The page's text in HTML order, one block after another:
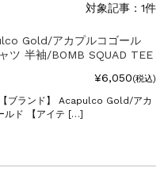
対象記事：1件
Gold/アカプルコゴール
ツ 半袖/BOMB SQUAD TEE
¥6,050(税込)
ブランド】 Acapulco Gold/アカ
ルド 【アイテ […]